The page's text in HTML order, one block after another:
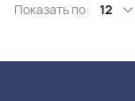
Показать по: 12